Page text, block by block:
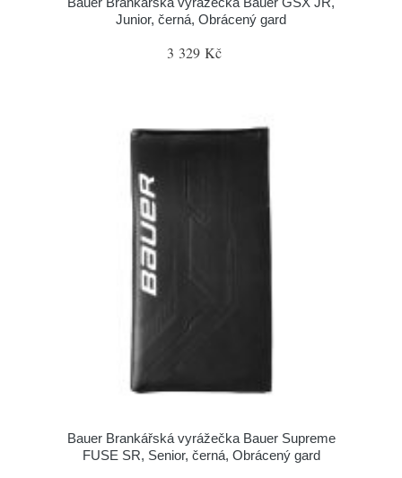
Junior, černá, Obrácený gard
3 329 Kč
Bauer Brankářská vyrážečka Bauer Supreme
FUSE SR, Senior, černá, Obrácený gard